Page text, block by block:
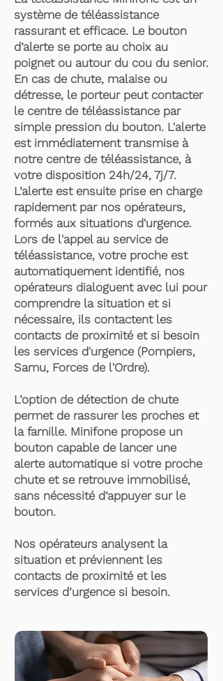
système de téléassistance
rassurant et efficace. Le bouton
d’alerte se porte au choix au
poignet ou autour du cou du senior.
En cas de chute, malaise ou
détresse, le porteur peut contacter
le centre de téléassistance par
simple pression du bouton. L'alerte
est immédiatement transmise à
notre centre de téléassistance, à
votre disposition 24h/24, 7j/7.
L’alerte est ensuite prise en charge
rapidement par nos opérateurs,
formés aux situations d'urgence.
Lors de l'appel au service de
téléassistance, votre proche est
automatiquement identifié, nos
opérateurs dialoguent avec lui pour
comprendre la situation et si
nécessaire, ils contactent les
contacts de proximité et si besoin
les services d'urgence (Pompiers,
Samu, Forces de l'Ordre).
L’option de détection de chute
permet de rassurer les proches et
la famille. Minifone propose un
bouton capable de lancer une
alerte automatique si votre proche
chute et se retrouve immobilisé,
sans nécessité d’appuyer sur le
bouton.
Nos opérateurs analysent la
situation et préviennent les
contacts de proximité et les
services d’urgence si besoin.